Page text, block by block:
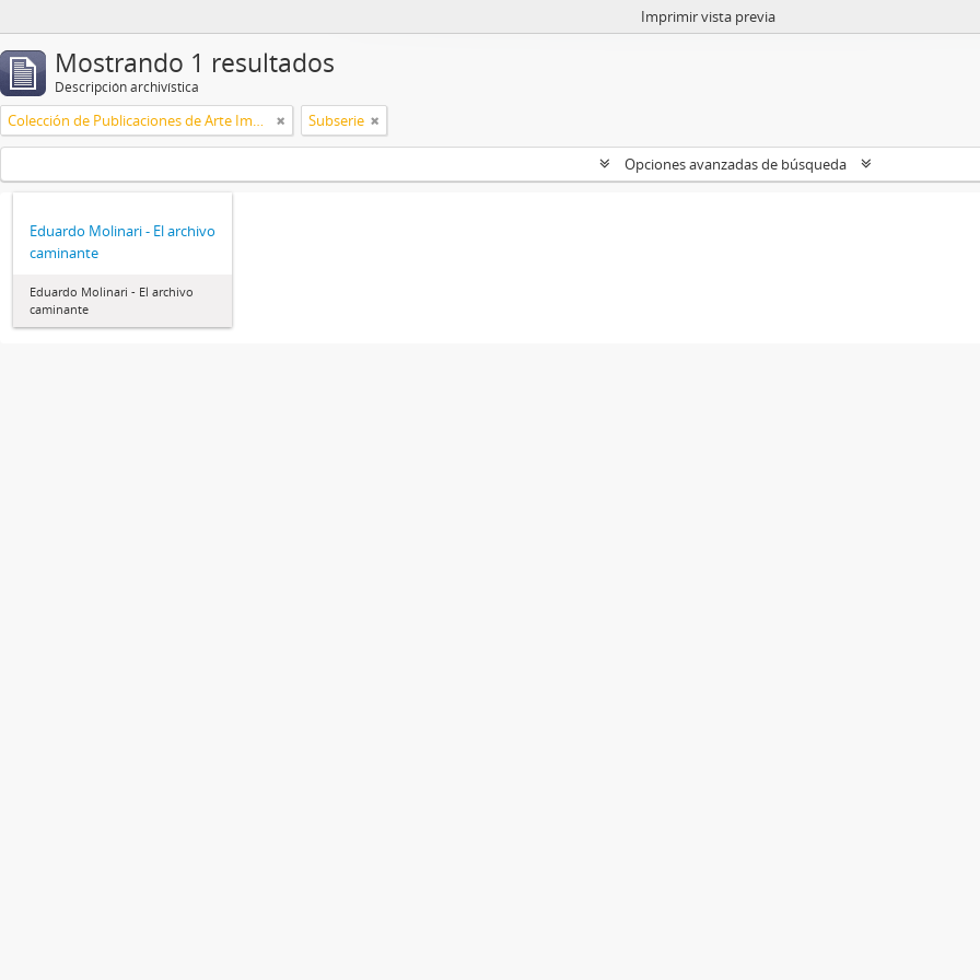
Imprimir vista previa
Mostrando 1 resultados
Descripción archivística
Colección de Publicaciones de Arte Impreso Subserie
Opciones avanzadas de búsqueda
Eduardo Molinari - El archivo
caminante
Eduardo Molinari - El archivo
caminante